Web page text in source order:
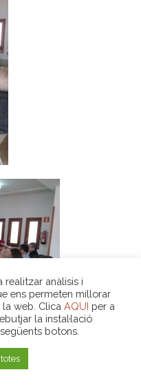
realitzar anàlisis i
ens permeten millorar
web. Clica AQUI per a
la instal·lació
botons.